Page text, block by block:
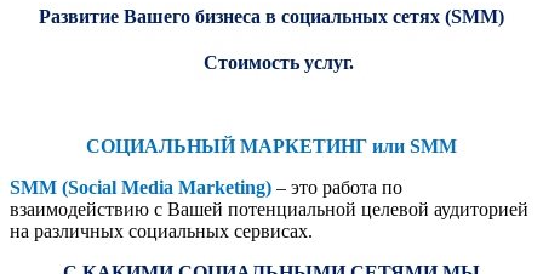
Развитие Вашего бизнеса в социальных сетях (SMM)
Стоимость услуг.
СОЦИАЛЬНЫЙ МАРКЕТИНГ или SMM
SMM (Social Media Marketing) – это работа по
взаимодействию с Вашей потенциальной целевой аудиторией
на различных социальных сервисах.